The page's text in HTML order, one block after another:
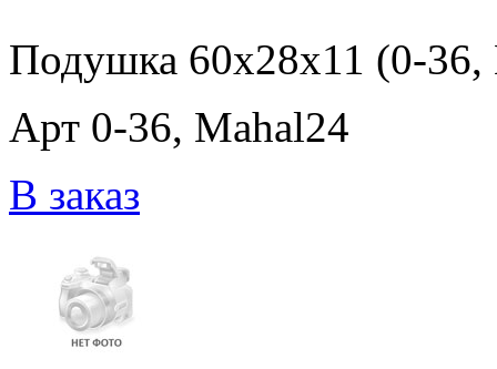
Подушка 60x28x11 (0-36,
Арт 0-36, Mahal24
В заказ